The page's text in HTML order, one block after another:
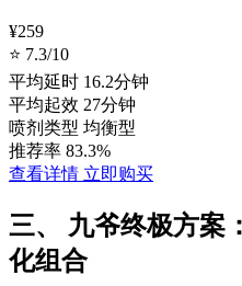
¥259
⭐ 7.3/10
平均延时 16.2分钟
平均起效 27分钟
喷剂类型 均衡型
推荐率 83.3%
查看详情 立即购买
三、 九爷终极方案
化组合